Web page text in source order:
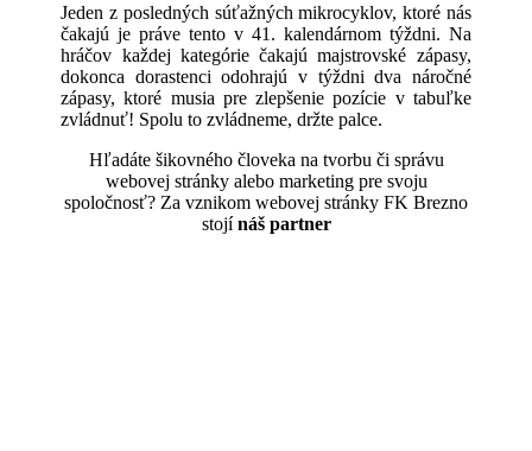
Jeden z posledných súťažných mikrocyklov, ktoré nás
čakajú je práve tento v 41. kalendárnom týždni. Na
hráčov každej kategórie čakajú majstrovské zápasy,
dokonca dorastenci odohrajú v týždni dva náročné
zápasy, ktoré musia pre zlepšenie pozície v tabuľke
zvládnuť! Spolu to zvládneme, držte palce.
Hľadáte šikovného človeka na tvorbu či správu
webovej stránky alebo marketing pre svoju
spoločnosť? Za vznikom webovej stránky FK Brezno
stojínáš partner